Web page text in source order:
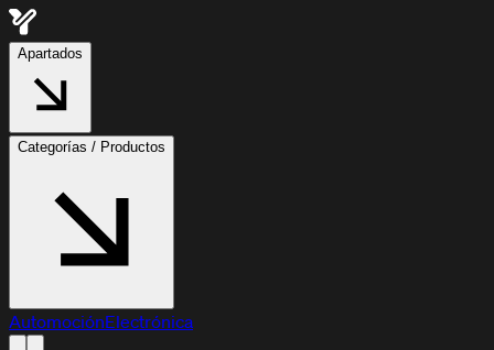
Apartados
Categorías / Productos
AutomociónElectrónica